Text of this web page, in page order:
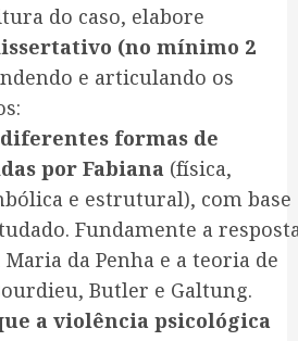
do caso, elabore
(no mínimo 2
e articulando os
formas de
por Fabiana (física,
e estrutural), com base
Fundamente a
da Penha e a teoria de
Butler e Galtung.
a violência psicológica